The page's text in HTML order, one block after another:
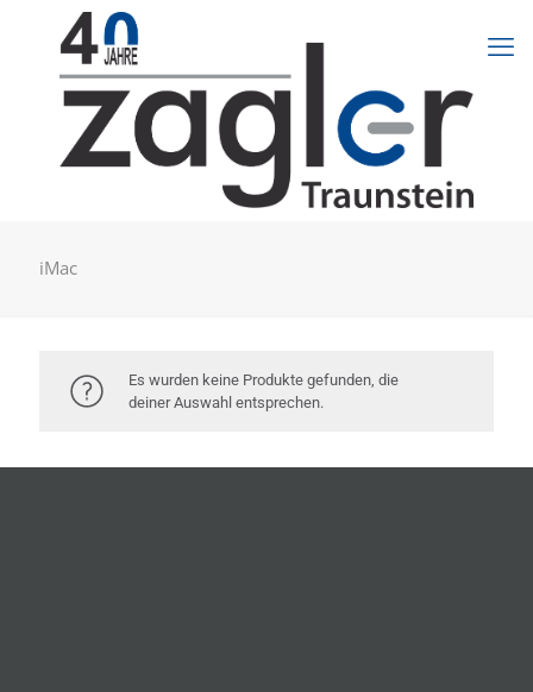
iMac
Es wurden keine Produkte gefunden, die
deiner Auswahl entsprechen.